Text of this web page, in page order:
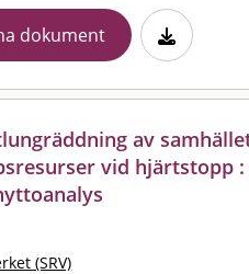
dokument
av
vid hjärtstopp :
(SRV)